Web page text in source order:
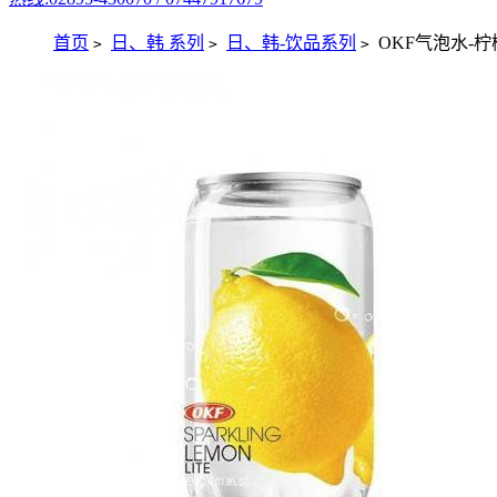
首页 > 日、韩 系列 > 日、韩-饮品系列 > OKF气泡水-柠